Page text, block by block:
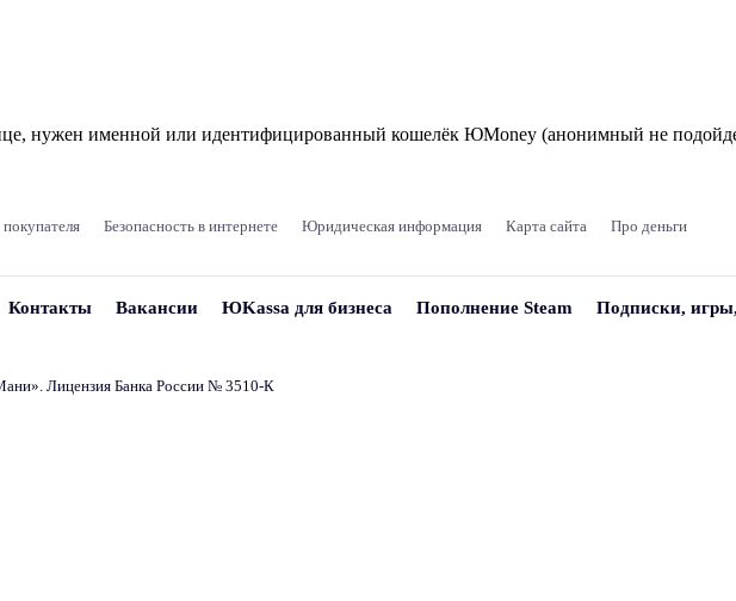
нужен именной или идентифицированный кошелёк ЮMoney (анонимный не
Безопасность в интернете Юридическая информация Карта сайта Про деньги
Контакты Вакансии ЮKassa для бизнеса Пополнение Steam Подписки,
». Лицензия Банка России № 3510‑К